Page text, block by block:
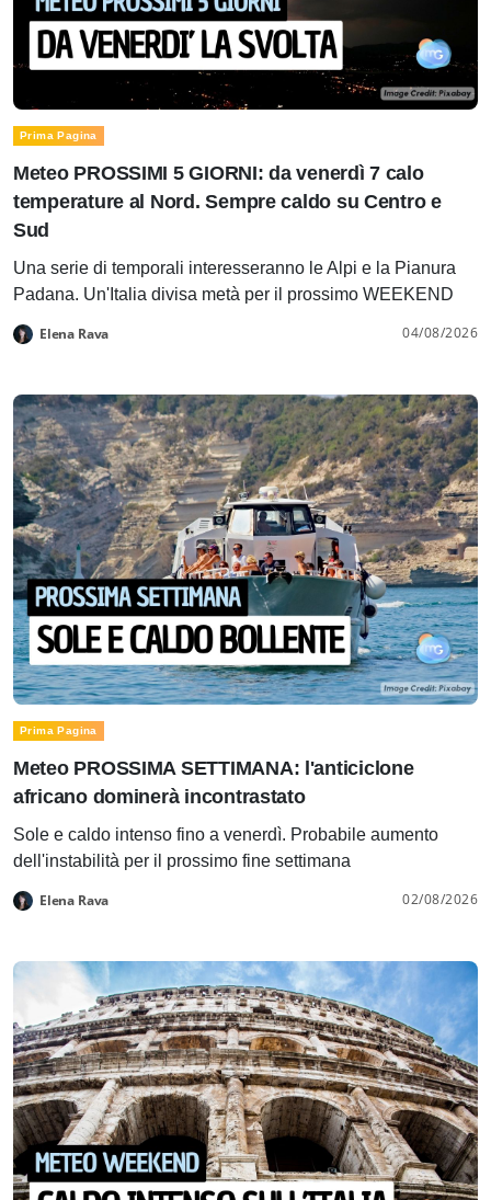
Prima Pagina
Meteo PROSSIMI 5 GIORNI: da venerdì 7 calo
temperature al Nord. Sempre caldo su Centro e
Sud
Una serie di temporali interesseranno le Alpi e la Pianura
Padana. Un'Italia divisa metà per il prossimo WEEKEND
Elena Rava 04/08/2026
Prima Pagina
Meteo PROSSIMA SETTIMANA: l'anticiclone
africano dominerà incontrastato
Sole e caldo intenso fino a venerdì. Probabile aumento
dell'instabilità per il prossimo fine settimana
Elena Rava 02/08/2026